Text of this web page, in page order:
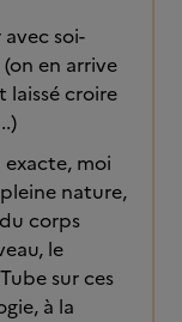
soi-
en arrive
laissé croire
moi
nature,
corps
le
sur ces
à la